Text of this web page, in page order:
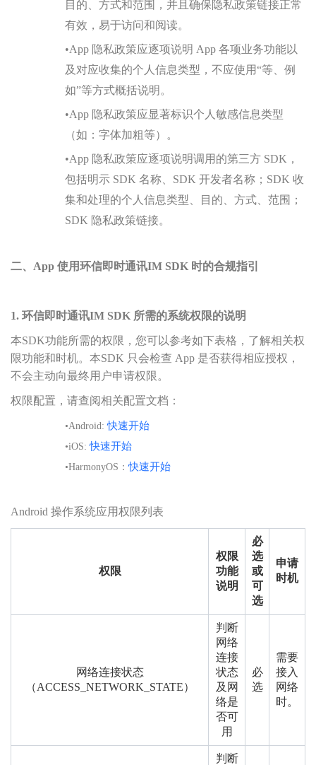
目的、方式和范围，并且确保隐私政策链接正常
有效，易于访问和阅读。
•App 隐私政策应逐项说明 App 各项业务功能以
及对应收集的个人信息类型，不应使用“等、例
如”等方式概括说明。
•App 隐私政策应显著标识个人敏感信息类型
（如：字体加粗等）。
•App 隐私政策应逐项说明调用的第三方 SDK，
包括明示 SDK 名称、SDK 开发者名称；SDK 收
集和处理的个人信息类型、目的、方式、范围；
SDK 隐私政策链接。
二、App 使用环信即时通讯IM SDK 时的合规指引
1. 环信即时通讯IM SDK 所需的系统权限的说明
本SDK功能所需的权限，您可以参考如下表格，了解相关权
限功能和时机。本SDK 只会检查 App 是否获得相应授权，
不会主动向最终用户申请权限。
权限配置，请查阅相关配置文档：
•Android:快速开始
•iOS:快速开始
•HarmonyOS：快速开始
Android 操作系统应用权限列表
权限
权限
功能
说明
必
选
或
可
选
申请
时机
网络连接状态
（ACCESS_NETWORK_STATE）
判断
网络
连接
状态
及网
络是
否可
用
必
选
需要
接入
网络
时。
判断